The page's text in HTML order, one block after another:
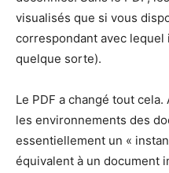
visualisés que si vous
correspondant avec lequel
quelque sorte).
Le PDF a changé tout
les environnements des
essentiellement un «
équivalent à un document